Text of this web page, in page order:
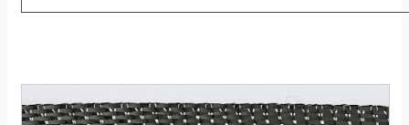
produktsiden
produktet